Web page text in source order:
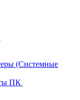
(Системные
ПК